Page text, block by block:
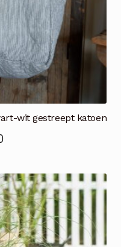
wit gestreept katoen